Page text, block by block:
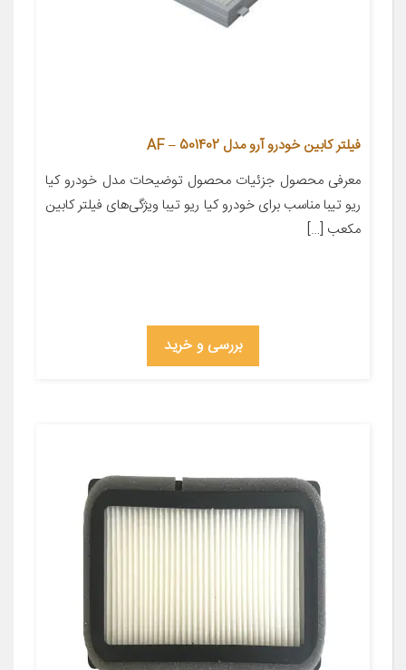
فیلتر کابین خودرو آرو مدل AF – 501402
معرفی محصول جزئیات محصول توضیحات مدل خودرو کیا
ریو تیبا مناسب برای خودرو کیا ریو تیبا ویژگی‌های فیلتر کابین
مکعب […]
بررسی و خرید